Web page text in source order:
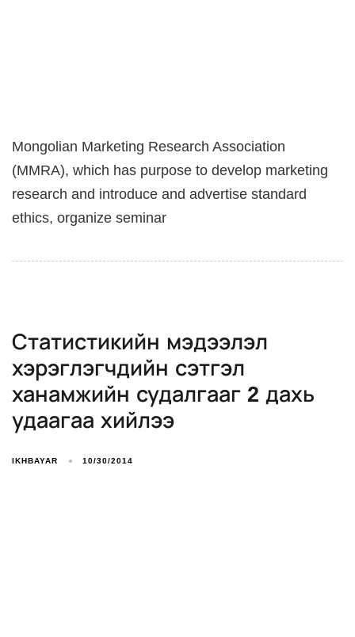
Mongolian Marketing Research Association
(MMRA), which has purpose to develop marketing
research and introduce and advertise standard
ethics, organize seminar
Статистикийн мэдээлэл
хэрэглэгчдийн сэтгэл
ханамжийн судалгааг 2 дахь
удаагаа хийлээ
IKHBAYAR 10/30/2014